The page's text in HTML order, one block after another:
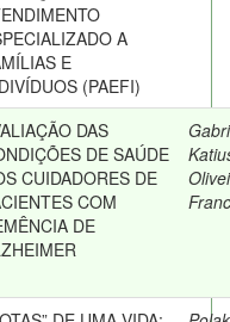
A
E
(PAEFI)
DAS
DE SAÚDE
CUIDADORES DE
COM
DE